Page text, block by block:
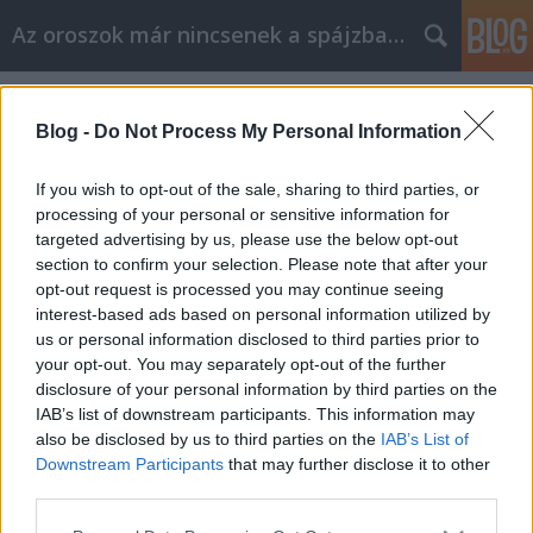
Blog - Do Not Process My Personal Information
If you wish to opt-out of the sale, sharing to third parties, or
processing of your personal or sensitive information for
targeted advertising by us, please use the below opt-out
section to confirm your selection. Please note that after your
opt-out request is processed you may continue seeing
interest-based ads based on personal information utilized by
us or personal information disclosed to third parties prior to
your opt-out. You may separately opt-out of the further
disclosure of your personal information by third parties on the
IAB’s list of downstream participants. This information may
also be disclosed by us to third parties on the IAB’s List of
Downstream Participants that may further disclose it to other
Az oroszok már nincsenek a spájzban...
Címkék»gdp
Nyeznajka•2009. június 26.
A Világbank legújabb jelentése szerint 2009-ben
várhatóan 7,9%-kal fog csökkenni az orosz GDP.
Ebben nem is az az igazán ijesztő, hogy tavasszal
ugyanez a szám még 4,5 volt, hanem az, hogy e hét
elején egy másik jelentésben 7,5% szerepelt. Nos,
reméljük csak kifejeltettek egy sort a…
Hogyan lehet mindig meghaladni a
tervet?